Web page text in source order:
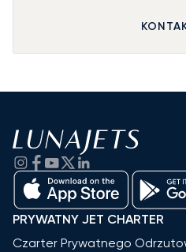
PRYWATNY JET CHARTER
Czarter Prywatnego